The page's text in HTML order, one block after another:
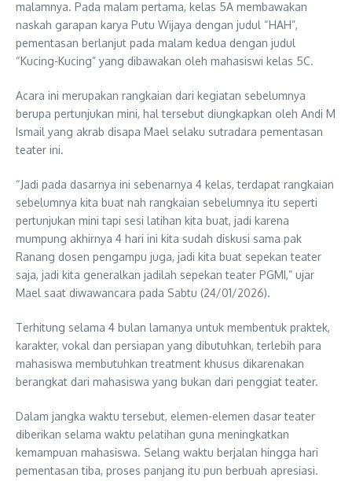
malamnya. Pada malam pertama, kelas 5A membawakan
naskah garapan karya Putu Wijaya dengan judul “HAH”,
pementasan berlanjut pada malam kedua dengan judul
“Kucing-Kucing” yang dibawakan oleh mahasiswi kelas 5C.
Acara ini merupakan rangkaian dari kegiatan sebelumnya
berupa pertunjukan mini, hal tersebut diungkapkan oleh Andi M
Ismail yang akrab disapa Mael selaku sutradara pementasan
teater ini.
“Jadi pada dasarnya ini sebenarnya 4 kelas, terdapat rangkaian
sebelumnya kita buat nah rangkaian sebelumnya itu seperti
pertunjukan mini tapi sesi latihan kita buat, jadi karena
mumpung akhirnya 4 hari ini kita sudah diskusi sama pak
Ranang dosen pengampu juga, jadi kita buat sepekan teater
saja, jadi kita generalkan jadilah sepekan teater PGMI,” ujar
Mael saat diwawancara pada Sabtu (24/01/2026).
Terhitung selama 4 bulan lamanya untuk membentuk praktek,
karakter, vokal dan persiapan yang dibutuhkan, terlebih para
mahasiswa membutuhkan treatment khusus dikarenakan
berangkat dari mahasiswa yang bukan dari penggiat teater.
Dalam jangka waktu tersebut, elemen-elemen dasar teater
diberikan selama waktu pelatihan guna meningkatkan
kemampuan mahasiswa. Selang waktu berjalan hingga hari
pementasan tiba, proses panjang itu pun berbuah apresiasi.